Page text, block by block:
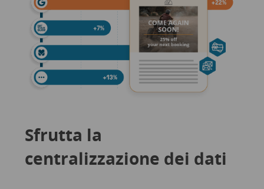
Sfrutta la
centralizzazione dei dati